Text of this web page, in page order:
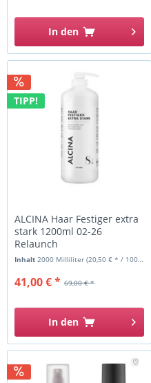
In den
TIPP!
ALCINA Haar Festiger extra
stark 1200ml 02-26
Relaunch
Inhalt 2000 Milliliter(20,50 € * / 1000 Milliliter)
69,00 € *
41,00 € *
In den